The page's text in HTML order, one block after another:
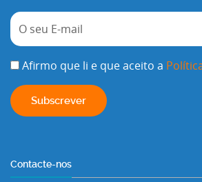
Afirmo que li e que aceito a
Contacte-nos